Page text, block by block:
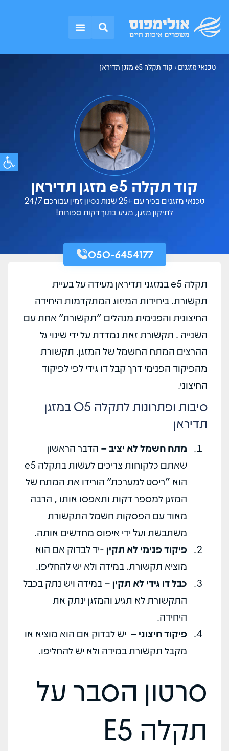
טכנאי מזגנים›קוד תקלה e5 מזגן תדיראן
קוד תקלה e5 מזגן תדיראן
טכנאי מזגנים בכיר עם +25 שנות נסיון זמין עבורכם 24/7
לתיקון מזגן, מגיע בתוך דקות ספורות!
050-6454177
תקלה e5 במזגני תדיראן מעידה על בעיית
תקשורת. ביחידות המיזוג המתקדמות היחידה
החיצונית והפנימית מנהלים "תקשורת" אחת עם
השנייה . תקשורת זאת נמדדת על ידי שינוי גל
ההרצים המתח החשמל של המזגן. תקשורת
מהפיקוד הפנימי דרך קבל דו גידי לפי לפיקוד
החיצוני.
סיבות ופתרונות לתקלה 05 במזגן
תדיראן
מתח חשמל לא יציב – הדבר הראשון
שאתם כלקוחות צריכים לעשות בתקלה e5
הוא "ריסט למערכת" הורידו את המתח של
המזגן למספר דקות ותאפסו אותו , הרבה
מאוד עם הפסקות חשמל התקשורת
משתבשת ועל ידי איפוס מחדשים אותה.
פיקוד פנימי לא תקין -יד לבדוק אם הוא
מוציא תקשורת. במידה ולא יש להחליפו.
כבל דו גידי לא תקין – במידה ויש נתק בכבל
התקשורת לא תגיע והמזגן ינתק את
היחידה.
פיקוד חיצוני – יש לבדוק אם הוא מוציא או
מקבל תקשורת במידה ולא יש להחליפו.
סרטון הסבר על
תקלה E5
פתח